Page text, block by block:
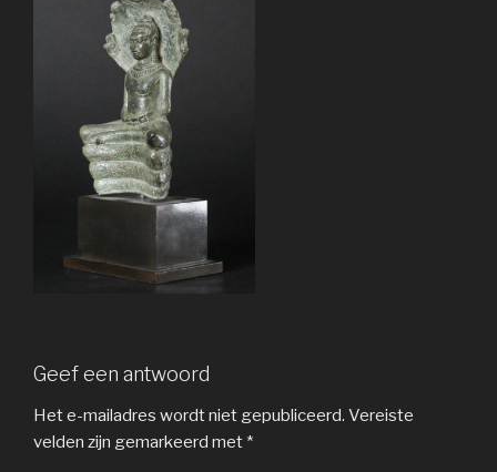
Geef een antwoord
Het e-mailadres wordt niet gepubliceerd. Vereiste
velden zijn gemarkeerd met *